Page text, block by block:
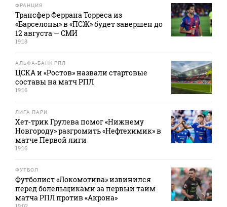
ФРАНЦИЯ
Трансфер Феррана Торреса из
«Барселоны» в «ПСЖ» будет завершен до
12 августа — СМИ
19:18
АЛЬФА-БАНК РПЛ
ЦСКА и «Ростов» назвали стартовые
составы на матч РПЛ
19:16
ЛИГА ПАРИ
Хет‑трик Грулева помог «Нижнему
Новгороду» разгромить «Нефтехимик» в
матче Первой лиги
19:16
ФУТБОЛ
Футболист «Локомотива» извинился
перед болельщиками за первый тайм
матча РПЛ против «Акрона»